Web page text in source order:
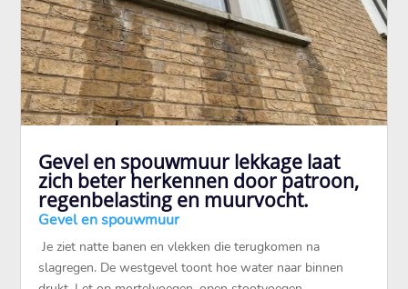
Gevel en spouwmuur lekkage laat
zich beter herkennen door patroon,
regenbelasting en muurvocht.
Gevel en spouwmuur
​ Je ziet natte banen en vlekken die terugkomen na
slagregen.​ De westgevel toont hoe water naar binnen